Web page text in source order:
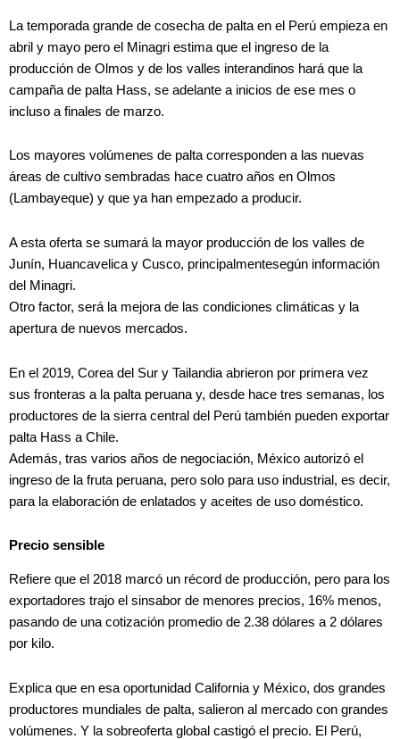
La temporada grande de cosecha de palta en el Perú empieza en
abril y mayo pero el Minagri estima que el ingreso de la
producción de Olmos y de los valles interandinos hará que la
campaña de palta Hass, se adelante a inicios de ese mes o
incluso a finales de marzo.
Los mayores volúmenes de palta corresponden a las nuevas
áreas de cultivo sembradas hace cuatro años en Olmos
(Lambayeque) y que ya han empezado a producir.
A esta oferta se sumará la mayor producción de los valles de
Junín, Huancavelica y Cusco, principalmentesegún información
del Minagri.
Otro factor, será la mejora de las condiciones climáticas y la
apertura de nuevos mercados.
En el 2019, Corea del Sur y Tailandia abrieron por primera vez
sus fronteras a la palta peruana y, desde hace tres semanas, los
productores de la sierra central del Perú también pueden exportar
palta Hass a Chile.
Además, tras varios años de negociación, México autorizó el
ingreso de la fruta peruana, pero solo para uso industrial, es decir,
para la elaboración de enlatados y aceites de uso doméstico.
Precio sensible
Refiere que el 2018 marcó un récord de producción, pero para los
exportadores trajo el sinsabor de menores precios, 16% menos,
pasando de una cotización promedio de 2.38 dólares a 2 dólares
por kilo.
Explica que en esa oportunidad California y México, dos grandes
productores mundiales de palta, salieron al mercado con grandes
volúmenes. Y la sobreoferta global castigó el precio. El Perú,